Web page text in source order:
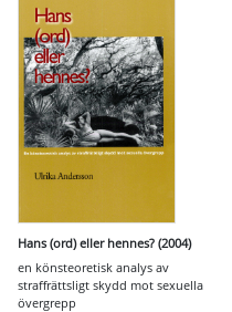
Hans (ord) eller hennes? (2004)
en könsteoretisk analys av
straffrättsligt skydd mot sexuella
övergrepp